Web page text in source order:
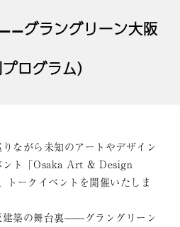
グラングリーン大阪
ログラム）
ながら未知のアートやデザイン
ント「Osaka Art & Design
トークイベントを開催いたしま
建築の舞台裏——グラングリーン